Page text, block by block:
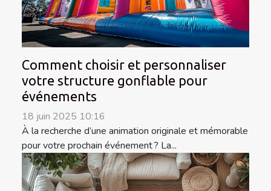
Comment choisir et personnaliser
votre structure gonflable pour
événements
18 juin 2025 10:16
À la recherche d’une animation originale et mémorable
pour votre prochain événement ? La...